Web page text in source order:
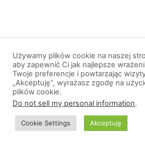
© 2013-2026, All Rights Reserved.
O nas
Logo portalu Polityka
Używamy plików cookie na naszej
aby zapewnić Ci jak najlepsze
Twoje preferencje i powtarzając
„Akceptuję”, wyrażasz zgodę na
plików cookie.
Do not sell my personal information.
Cookie Settings Akceptuję